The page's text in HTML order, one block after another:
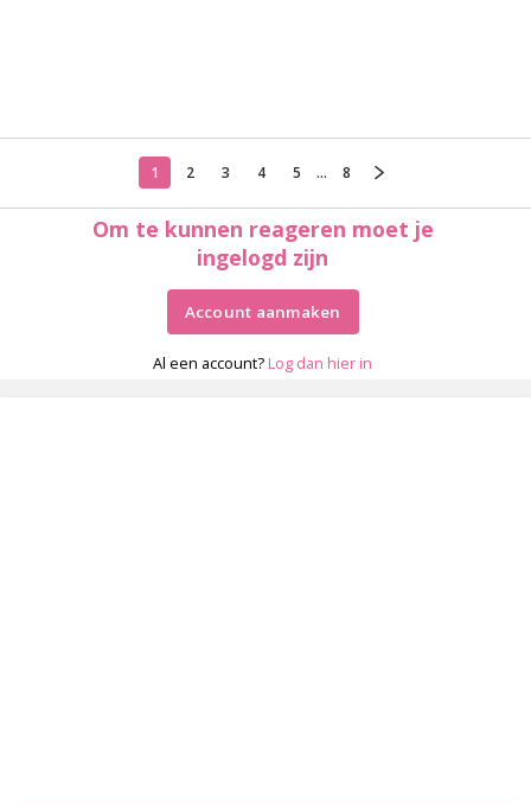
1 2 3 4 5 ... 8
Om te kunnen reageren moet je
ingelogd zijn
Account aanmaken
Al een account? Log dan hier in